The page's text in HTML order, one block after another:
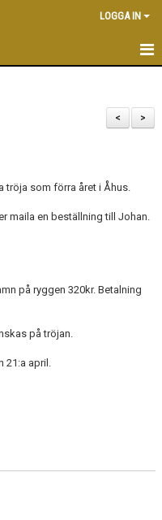
LOGGA IN
>
<
tröja som förra året i Åhus.
maila en beställning till Johan.
på ryggen 320kr. Betalning
på tröjan.
21:a april.